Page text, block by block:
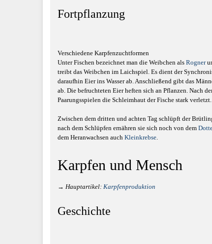
Fortpflanzung
Verschiedene Karpfenzuchtformen
Unter Fischen bezeichnet man die Weibchen als Rogner
treibt das Weibchen im Laichspiel. Es dient der
daraufhin Eier ins Wasser ab. Anschließend gibt das
ab. Die befruchteten Eier heften sich an Pflanzen. Nach
Paarungsspielen die Schleimhaut der Fische stark
Zwischen dem dritten und achten Tag schlüpft der
nach dem Schlüpfen ernähren sie sich noch von dem
dem Heranwachsen auch Kleinkrebse.
Karpfen und Mensch
→ Hauptartikel: Karpfenproduktion
Geschichte